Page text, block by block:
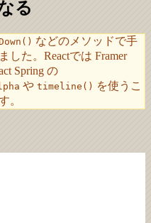
る
などのメソッドで手
た。Reactでは Framer
Spring の
や timeline() を使うこ
。